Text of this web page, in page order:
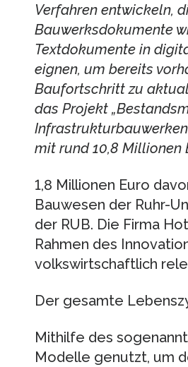
Verfahren entwickeln,
Bauwerksdokumente
Textdokumente in
eignen, um bereits
Baufortschritt zu
das Projekt
Infrastrukturbauwerken
mit rund 10,8 Millionen
1,8 Millionen Euro
Bauwesen der Ruhr-
der RUB. Die Firma
Rahmen des
volkswirtschaftlich
Der gesamte
Mithilfe des
Modelle genutzt, um